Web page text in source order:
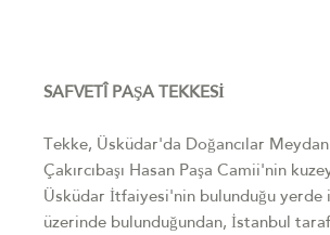
SAFVETÎ PAŞA TEKKESİ
Tekke, Üsküdar'da Doğancılar
Çakırcıbaşı Hasan Paşa Camii'nin
Üsküdar İtfaiyesi'nin bulunduğu yerde
üzerinde bulunduğundan, İstanbul